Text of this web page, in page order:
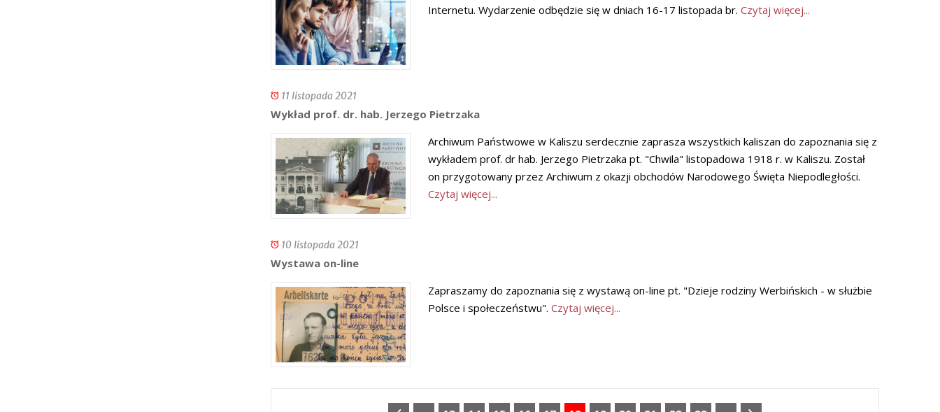
Internetu. Wydarzenie odbędzie się w dniach 16-17 listopada br. Czytaj więcej...
11 listopada 2021
Wykład prof. dr. hab. Jerzego Pietrzaka
Archiwum Państwowe w Kaliszu serdecznie zaprasza wszystkich kaliszan do zapoznania się z
wykładem prof. dr hab. Jerzego Pietrzaka pt. "Chwila" listopadowa 1918 r. w Kaliszu. Został
on przygotowany przez Archiwum z okazji obchodów Narodowego Święta Niepodległości.
Czytaj więcej...
10 listopada 2021
Wystawa on-line
Zapraszamy do zapoznania się z wystawą on-line pt. "Dzieje rodziny Werbińskich - w służbie
Polsce i społeczeństwu". Czytaj więcej...